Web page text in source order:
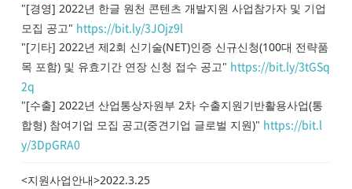
"[경영] 2022년 한글 원천 콘텐츠 개발지원 사업참가자 및 기업
모집 공고" https://bit.ly/3JOjz9l
"[기타] 2022년 제2회 신기술(NET)인증 신규신청(100대 전략품
목 포함) 및 유효기간 연장 신청 접수 공고" https://bit.ly/3tGSq
2q
"[수출] 2022년 산업통상자원부 2차 수출지원기반활용사업(통
합형) 참여기업 모집 공고(중견기업 글로벌 지원)" https://bit.l
y/3DpGRA0
<지원사업안내>2022.3.25